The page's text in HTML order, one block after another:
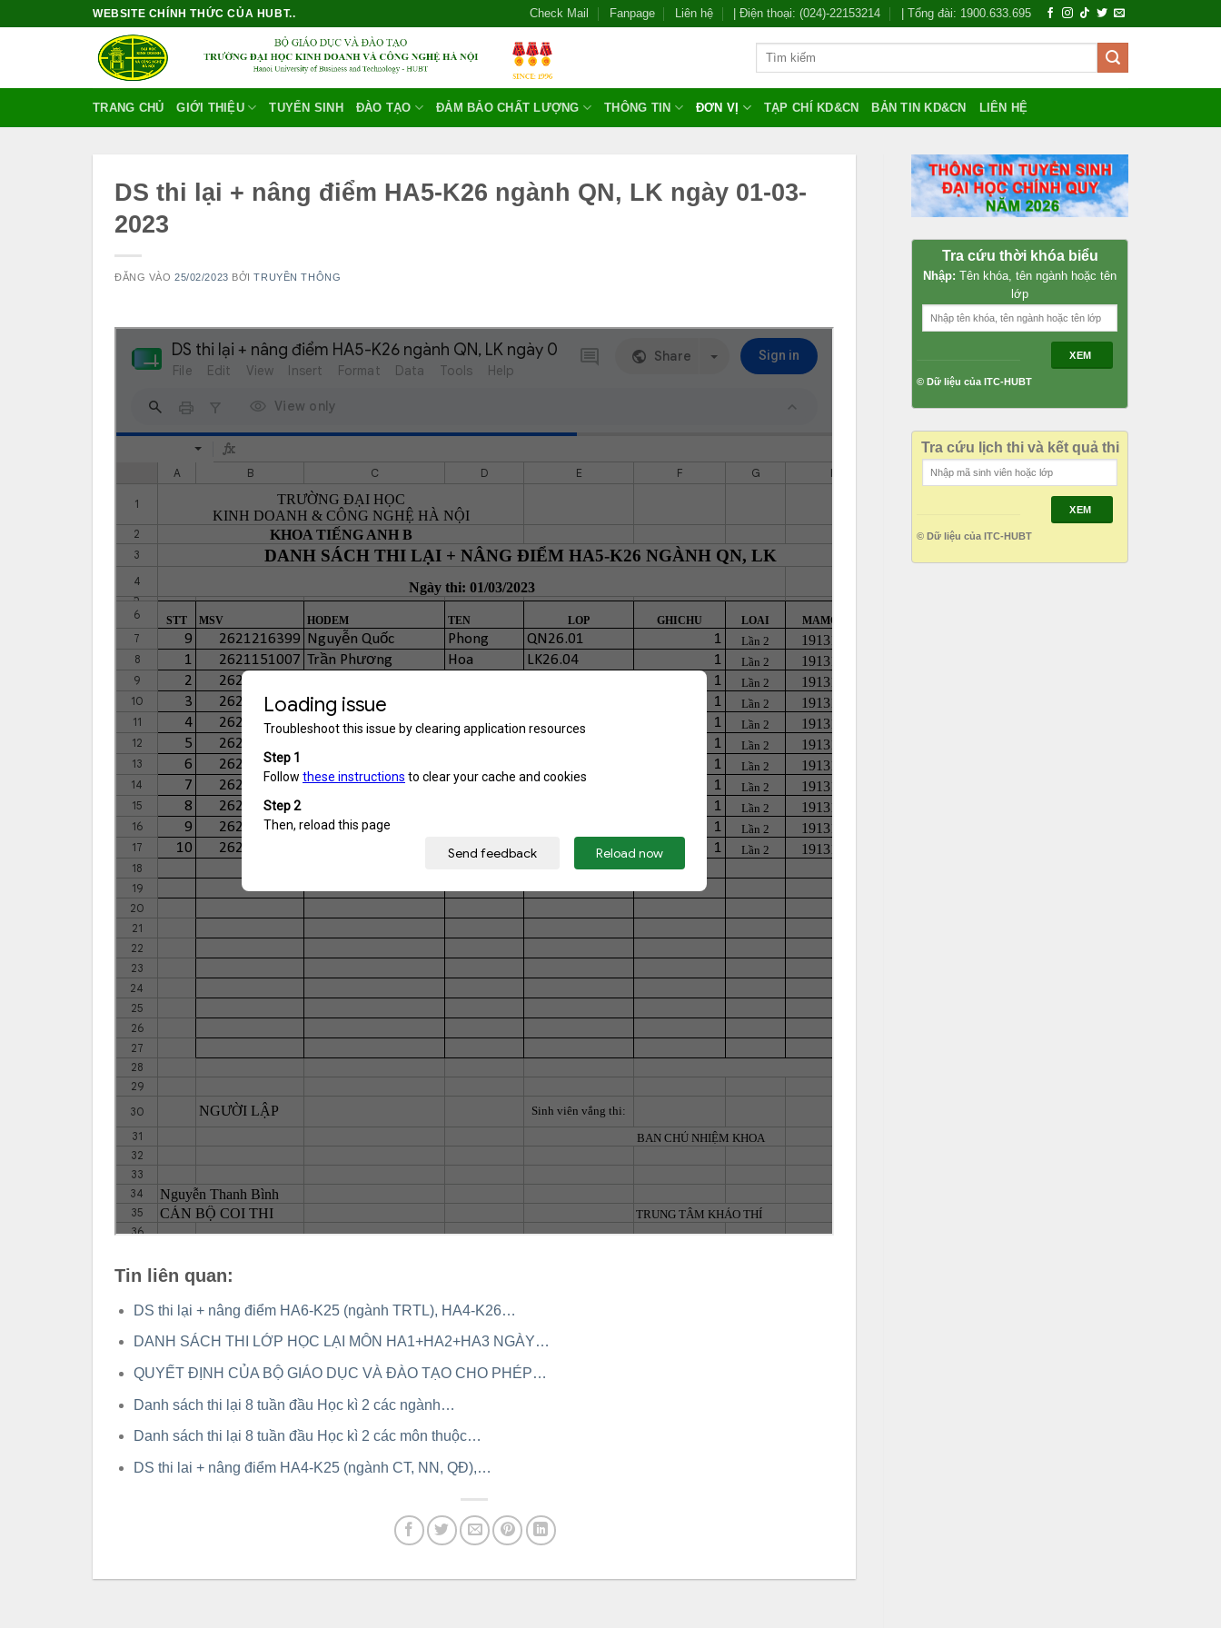
WEBSITE CHÍNH THỨC CỦA HUBT.. Check Mail Fanpage Liên hệ | Điện thoại: (024)-22153214 | Tổng đài: 1900.633.695
TRANG CHỦ GIỚI THIỆU TUYỂN SINH ĐÀO TẠO ĐẢM BẢO CHẤT LƯỢNG THÔNG TIN ĐƠN VỊ TẠP CHÍ KD&CN BẢN TIN KD&CN LIÊN HỆ
DS thi lại + nâng điểm HA5-K26 ngành QN, LK ngày 01-03-
2023
ĐĂNG VÀO25/02/2023 BỞITRUYỀN THÔNG
Tin liên quan:
DS thi lại + nâng điểm HA6-K25 (ngành TRTL), HA4-K26…
DANH SÁCH THI LỚP HỌC LẠI MÔN HA1+HA2+HA3 NGÀY…
QUYẾT ĐỊNH CỦA BỘ GIÁO DỤC VÀ ĐÀO TẠO CHO PHÉP…
Danh sách thi lại 8 tuần đầu Học kì 2 các ngành…
Danh sách thi lại 8 tuần đầu Học kì 2 các môn thuộc…
DS thi lai + nâng điểm HA4-K25 (ngành CT, NN, QĐ),…
Tra cứu thời khóa biểu
Nhập: Tên khóa, tên ngành hoặc tên
lớp
XEM
© Dữ liệu của ITC-HUBT
Tra cứu lịch thi và kết quả thi
XEM
© Dữ liệu của ITC-HUBT